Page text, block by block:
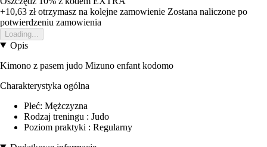
+10,63 złotrzymasz na kolejne zamowienie Zostana naliczone po
potwierdzeniu zamowienia
Loading...
Opis
Kimono z pasem judo Mizuno enfant kodomo
Charakterystyka ogólna
Płeć: Mężczyzna
Rodzaj treningu : Judo
Poziom praktyki : Regularny